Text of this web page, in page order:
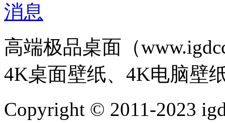
高端极品桌面（
4K桌面壁纸、4K电脑壁
Copyright © 2011-2023